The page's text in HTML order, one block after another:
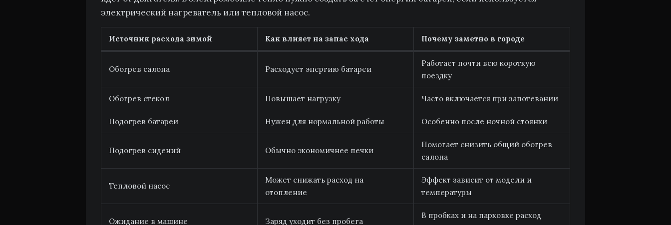
электрический нагреватель или тепловой насос.
Источник расхода зимой Как влияет на запас хода Почему заметно в городе
Обогрев салона Расходует энергию батареи
Работает почти всю короткую
поездку
Обогрев стекол Повышает нагрузку Часто включается при запотевании
Подогрев батареи Нужен для нормальной работы Особенно после ночной стоянки
Подогрев сидений Обычно экономичнее печки
Помогает снизить общий обогрев
салона
Тепловой насос
Может снижать расход на
отопление
Эффект зависит от модели и
температуры
Ожидание в машине Заряд уходит без пробега
В пробках и на парковке расход